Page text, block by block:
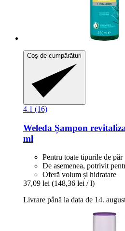
Coș de cumpărături
4.1 (16)
Weleda Șampon
ml
Pentru toate tipurile de păr
De asemenea, potrivit
Oferă volum și hidratare
37,09 lei (148,36 lei / l)
Livrare până la data de 14.